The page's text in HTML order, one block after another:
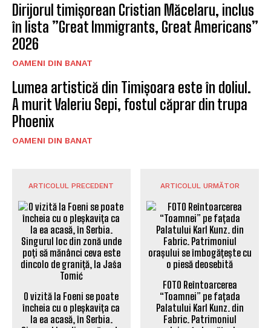
Dirijorul timișorean Cristian Măcelaru, inclus
în lista ”Great Immigrants, Great Americans”
2026
OAMENI DIN BANAT
Lumea artistică din Timișoara este în doliul.
A murit Valeriu Sepi, fostul căprar din trupa
Phoenix
OAMENI DIN BANAT
ARTICOLUL PRECEDENT
O vizită la Foeni se poate
încheia cu o pleșkavița ca
la ea acasă, în Serbia.
ARTICOLUL URMĂTOR
FOTO Reîntoarcerea
“Toamnei” pe fațada
Palatului Karl Kunz. din
Fabric. Patrimoniul